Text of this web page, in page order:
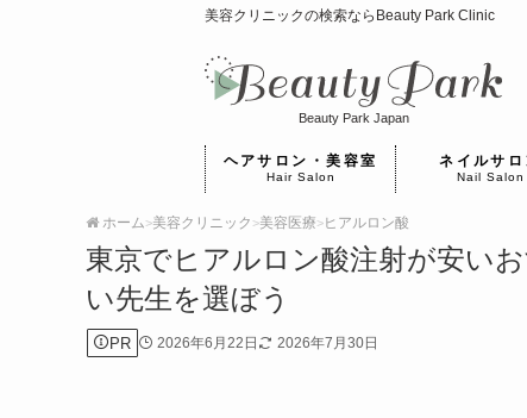
美容クリニックの検索ならBeauty Park Clinic
Beauty Park Japan
ヘアサロン・美容室
Hair Salon
ネイルサロ
Nail Salon
ホーム>美容クリニック >美容医療>ヒアルロン酸
東京でヒアルロン酸注射が安い
い先生を選ぼう
PR 2026年6月22日 2026年7月30日